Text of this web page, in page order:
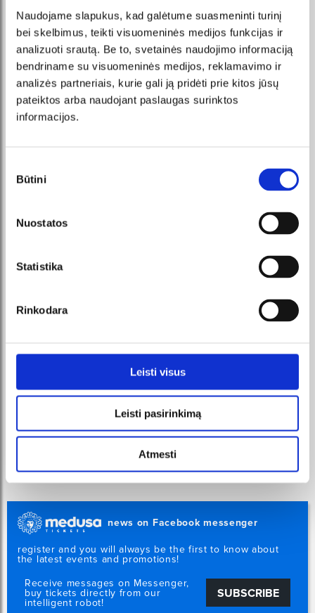
Naudojame slapukus, kad galėtume suasmeninti turinį
bei skelbimus, teikti visuomeninės medijos funkcijas ir
analizuoti srautą. Be to, svetainės naudojimo informaciją
bendriname su visuomeninės medijos, reklamavimo ir
analizės partneriais, kurie gali ją pridėti prie kitos jūsų
pateiktos arba naudojant paslaugas surinktos
informacijos.
pasirinkimas
Būtini
Nuostatos
Statistika
Rinkodara
Leisti visus
Leisti pasirinkimą
Atmesti
VIDEO GALLERY
PHOTO GALLERY
news on Facebook messenger
register and you will always be the first to know about
the latest events and promotions!
Receive messages on Messenger,
buy tickets directly from our
intelligent robot!
SUBSCRIBE